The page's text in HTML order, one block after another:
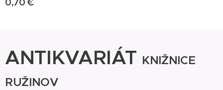
ANTIKVARIÁT KNIŽNICE
RUŽINOV